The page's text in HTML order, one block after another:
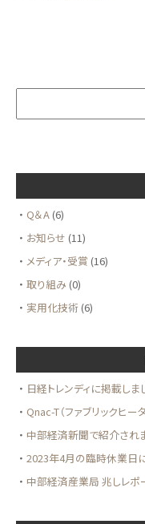
Q＆A(6)
お知らせ (11)
メディア・受賞 (16)
取り組み (0)
実用化技術 (6)
日経トレンディに掲載しま
Qnac-T（ファブリックヒ
中部経済新聞で紹介され
2023年4月の臨時休業日
中部経済産業局 兆しレポ